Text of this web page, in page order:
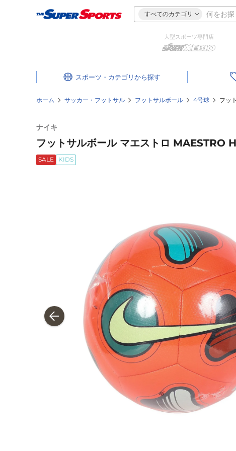
すべてのカテゴリ
大型スポーツ専門店
スポーツ・カテゴリ
ホーム サッカー・フットサル フットサルボール 4号球 フッ
ナイキ
フットサルボール マエストロ
SALE KIDS